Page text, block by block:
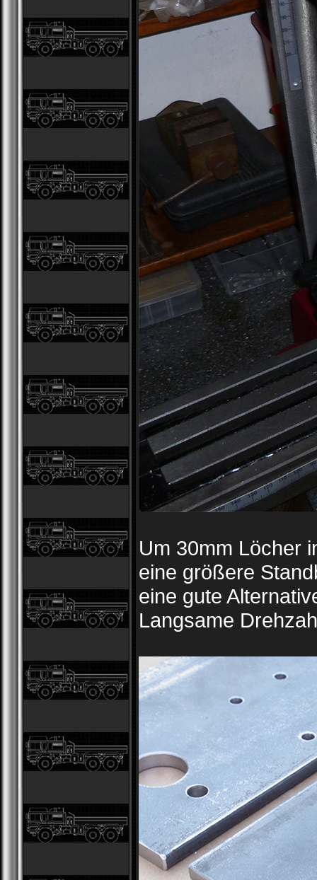
Um 30mm Löcher
eine größere
eine gute
Langsame